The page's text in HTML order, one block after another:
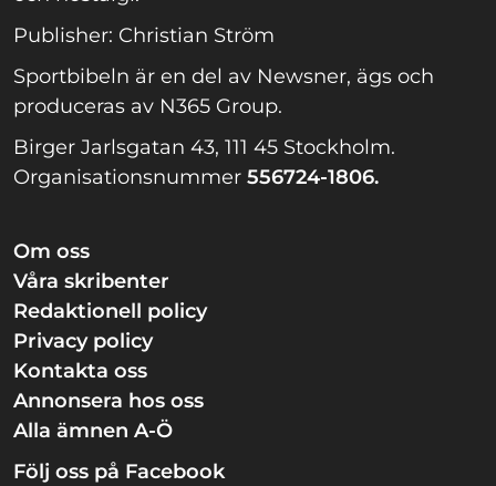
Publisher: Christian Ström
Sportbibeln är en del av Newsner, ägs och
produceras av N365 Group.
Birger Jarlsgatan 43, 111 45 Stockholm.
Organisationsnummer 556724-1806.
Om oss
Våra skribenter
Redaktionell policy
Privacy policy
Kontakta oss
Annonsera hos oss
Alla ämnen A-Ö
Följ oss på Facebook